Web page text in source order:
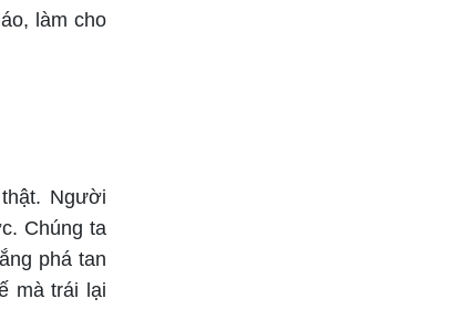
làm cho
Người
Chúng ta
phá tan
mà trái lại